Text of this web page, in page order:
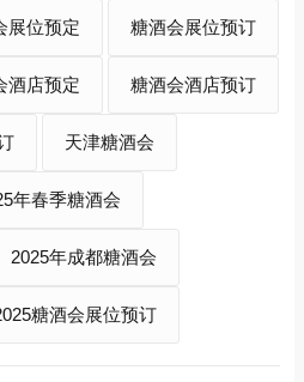
展位预定 糖酒会展位预订
酒店预定 糖酒会酒店预订
天津糖酒会
年春季糖酒会
2025年成都糖酒会
糖酒会展位预订